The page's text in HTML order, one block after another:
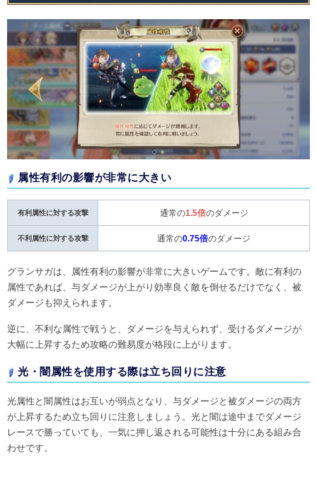
属性有利の影響が非常に大きい
有利属性に対する攻撃 通常の1.5倍のダメージ
不利属性に対する攻撃 通常の0.75倍のダメージ
グランサガは、属性有利の影響が非常に大きいゲームです。敵に有利の
属性であれば、与ダメージが上がり効率良く敵を倒せるだけでなく、被
ダメージも抑えられます。
逆に、不利な属性で戦うと、ダメージを与えられず、受けるダメージが
大幅に上昇するため攻略の難易度が格段に上がります。
光・闇属性を使用する際は立ち回りに注意
光属性と闇属性はお互いが弱点となり、与ダメージと被ダメージの両方
が上昇するため立ち回りに注意しましょう。光と闇は途中までダメージ
レースで勝っていても、一気に押し返される可能性は十分にある組み合
わせです。